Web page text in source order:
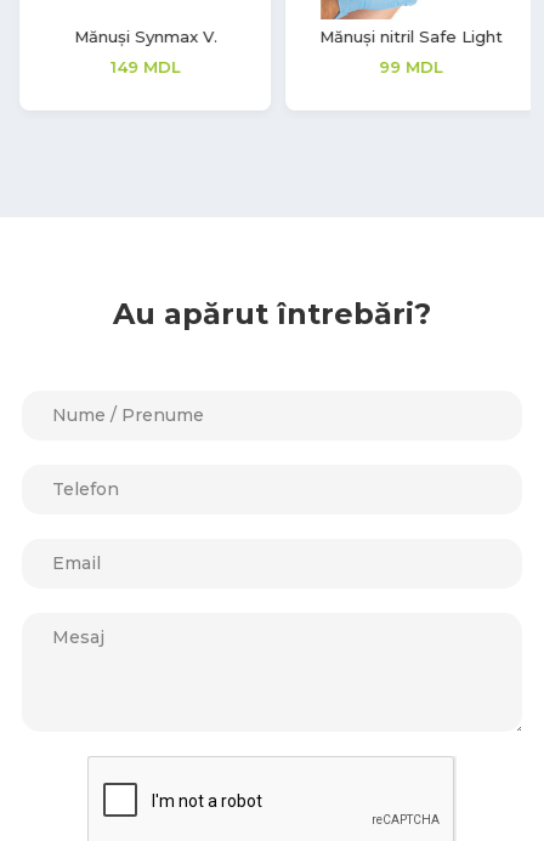
Mănuși nitril Safe Light
99MDL
Mănuși vinil Soft Touch
225 MDL
Au apărut întrebări?